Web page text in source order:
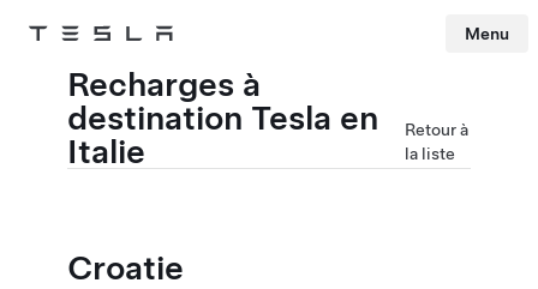
Tesla Menu
Recharges à
destination Tesla en
Italie
Retour à
la liste
Croatie